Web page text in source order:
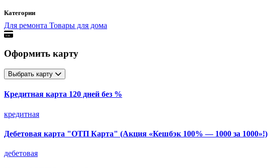
Категории
Для ремонта Товары для дома
Оформить карту
Выбрать карту
Кредитная карта 120 дней без %
кредитная
Дебетовая карта "ОТП Карта" (Акция «Кешбэк 100% — 1000 за 1000»!)
дебетовая